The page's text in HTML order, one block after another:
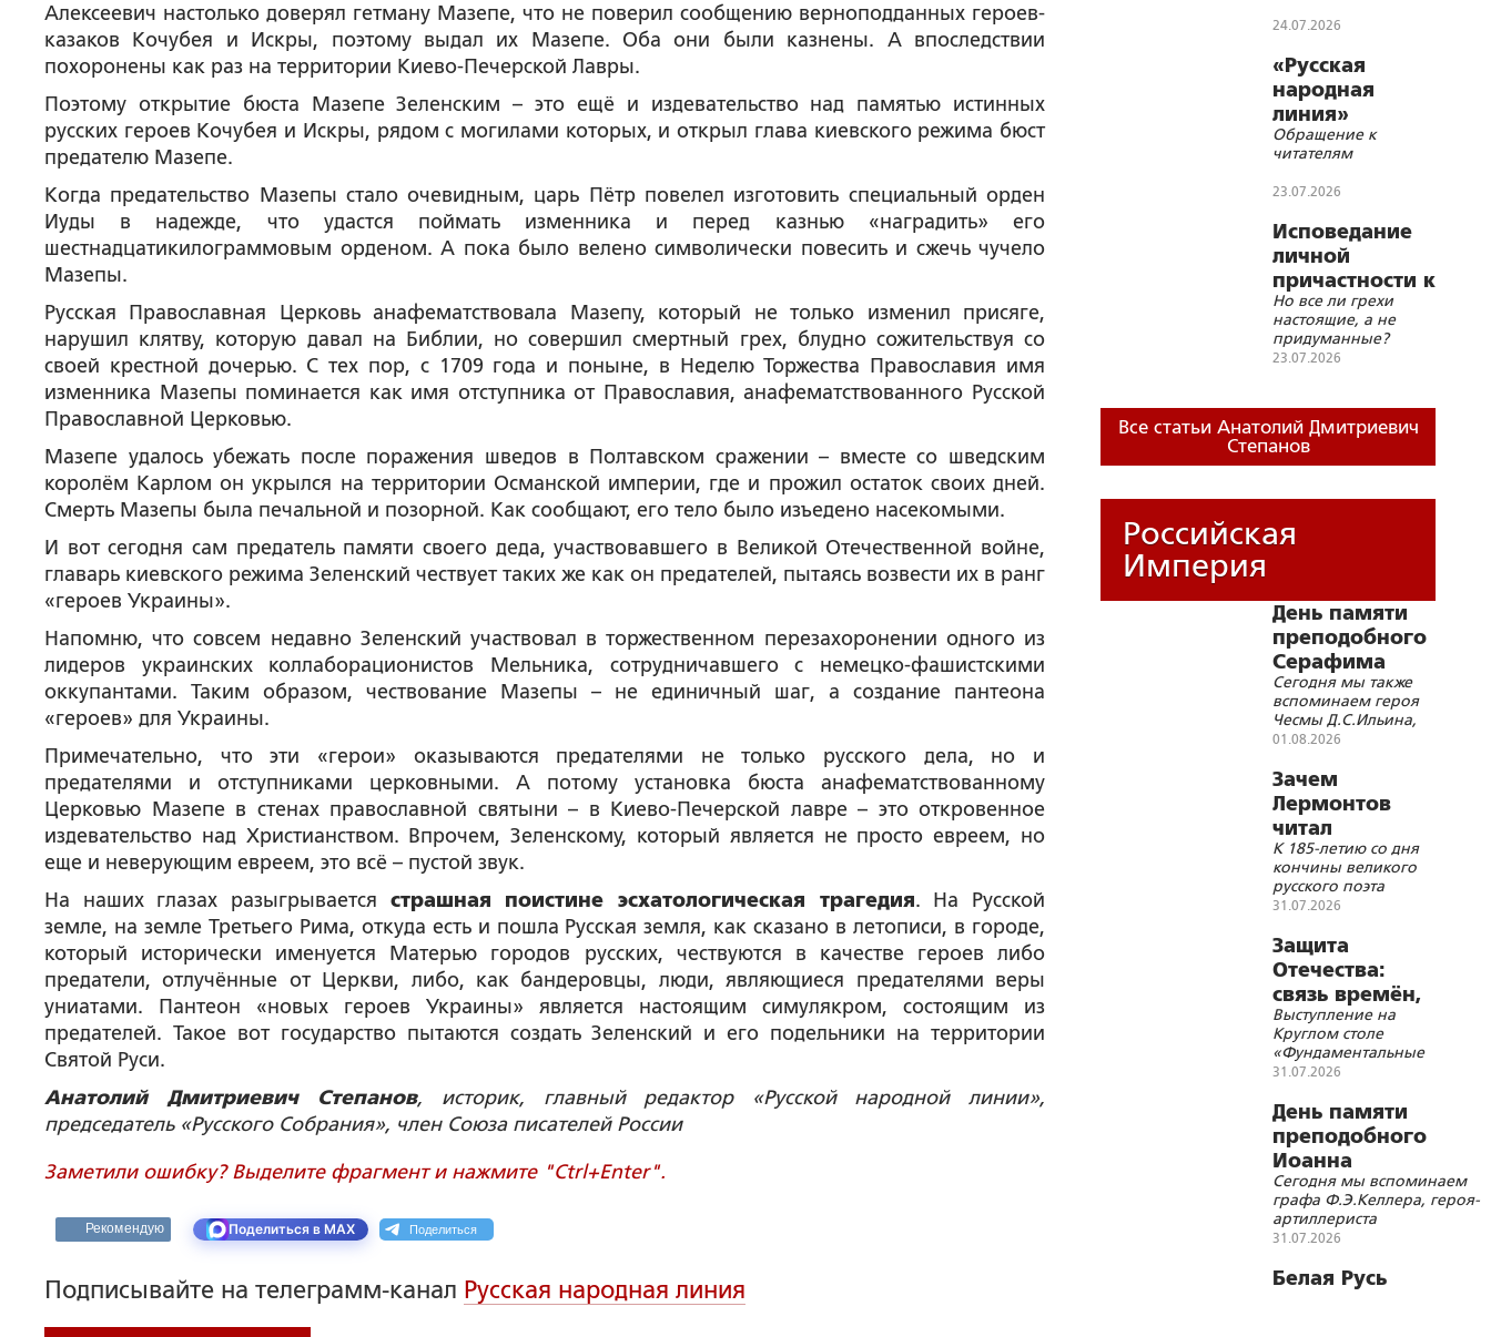
Алексеевич настолько доверял гетману Мазепе, что не поверил сообщению верноподданных героев-
казаков Кочубея и Искры, поэтому выдал их Мазепе. Оба они были казнены. А впоследствии
похоронены как раз на территории Киево-Печерской Лавры.
Поэтому открытие бюста Мазепе Зеленским – это ещё и издевательство над памятью истинных
русских героев Кочубея и Искры, рядом с могилами которых, и открыл глава киевского режима бюст
предателю Мазепе.
Когда предательство Мазепы стало очевидным, царь Пётр повелел изготовить специальный орден
Иуды в надежде, что удастся поймать изменника и перед казнью «наградить» его
шестнадцатикилограммовым орденом. А пока было велено символически повесить и сжечь чучело
Мазепы.
Русская Православная Церковь анафематствовала Мазепу, который не только изменил присяге,
нарушил клятву, которую давал на Библии, но совершил смертный грех, блудно сожительствуя со
своей крестной дочерью. С тех пор, с 1709 года и поныне, в Неделю Торжества Православия имя
изменника Мазепы поминается как имя отступника от Православия, анафематствованного Русской
Православной Церковью.
Мазепе удалось убежать после поражения шведов в Полтавском сражении – вместе со шведским
королём Карлом он укрылся на территории Османской империи, где и прожил остаток своих дней.
Смерть Мазепы была печальной и позорной. Как сообщают, его тело было изъедено насекомыми.
И вот сегодня сам предатель памяти своего деда, участвовавшего в Великой Отечественной войне,
главарь киевского режима Зеленский чествует таких же как он предателей, пытаясь возвести их в ранг
«героев Украины».
Напомню, что совсем недавно Зеленский участвовал в торжественном перезахоронении одного из
лидеров украинских коллаборационистов Мельника, сотрудничавшего с немецко-фашистскими
оккупантами. Таким образом, чествование Мазепы – не единичный шаг, а создание пантеона
«героев» для Украины.
Примечательно, что эти «герои» оказываются предателями не только русского дела, но и
предателями и отступниками церковными. А потому установка бюста анафематствованному
Церковью Мазепе в стенах православной святыни – в Киево-Печерской лавре – это откровенное
издевательство над Христианством. Впрочем, Зеленскому, который является не просто евреем, но
еще и неверующим евреем, это всё – пустой звук.
На наших глазах разыгрывается страшная поистине эсхатологическая трагедия. На Русской
земле, на земле Третьего Рима, откуда есть и пошла Русская земля, как сказано в летописи, в городе,
который исторически именуется Матерью городов русских, чествуются в качестве героев либо
предатели, отлучённые от Церкви, либо, как бандеровцы, люди, являющиеся предателями веры
униатами. Пантеон «новых героев Украины» является настоящим симулякром, состоящим из
предателей. Такое вот государство пытаются создать Зеленский и его подельники на территории
Святой Руси.
Анатолий Дмитриевич Степанов, историк, главный редактор «Русской народной линии»,
председатель «Русского Собрания», член Союза писателей России
Заметили ошибку? Выделите фрагмент и нажмите "Ctrl+Enter".
Рекомендую Поделиться в MAX Поделиться
Подписывайте на телеграмм-канал Русская народная линия
24.07.2026
«Русская
народная
линия»
нуждается в
вашей помощи
Обращение к
читателям
23.07.2026
Исповедание
личной
причастности к
соборным
грехам
Русского
Но все ли грехи
настоящие, а не
придуманные?
23.07.2026
Все статьи Анатолий Дмитриевич
Степанов
Российская
Империя
День памяти
преподобного
Серафима
Саровского
Сегодня мы также
вспоминаем героя
Чесмы Д.С.Ильина,
ученого
генерала
А.А.Пушкина и день
начала Первой
мировой войны
01.08.2026
Зачем
Лермонтов
читал
«Добротолюбие»
накануне
роковой дуэли?
К 185-летию со дня
кончины великого
русского поэта
31.07.2026
Защита
Отечества:
связь времён,
событий и
территорий
Выступление на
Круглом столе
«Фундаментальные
основы Союзного
современные
геополитические
вызовы»
31.07.2026
День памяти
преподобного
Иоанна
Многострадального
Сегодня мы вспоминаем
графа Ф.Э.Келлера, героя-
артиллериста
П.Е.Татаркина и академика
31.07.2026
Белая Русь